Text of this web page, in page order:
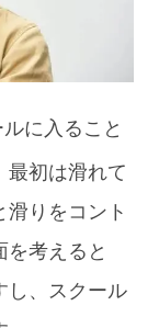
に入ること
最初は滑れて
滑りをコント
を考えると
し、スクール